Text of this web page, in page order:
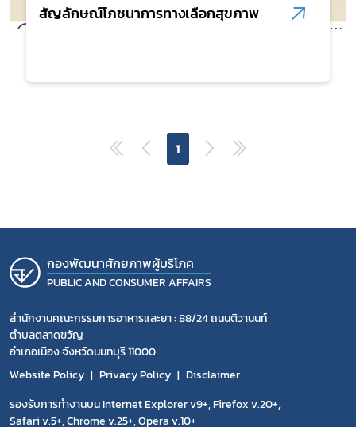
สัญลักษณ์โภชนาการทางเลือกสุขภาพ
1
กองพัฒนาศักยภาพผู้บริโภค
PUBLIC AND CONSUMER AFFAIRS
สำนักงานคณะกรรมการอาหารและยา : 88/24 ถนนติวานนท์
ตำบลตลาดขวัญ
อำเภอเมือง จังหวัดนนทบุรี 11000
Website Policy
Privacy Policy
Disclaimer
รองรับการทำงานบน Internet Explorer v9+, Firefox v.20+,
Safari v.5+, Chrome v.25+, Opera v.10+